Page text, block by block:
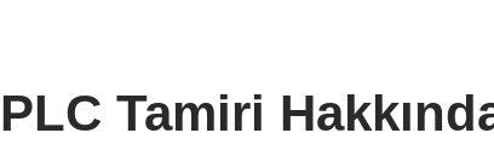
PLC Tamiri